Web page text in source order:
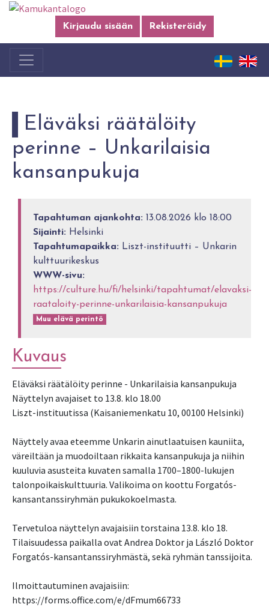
Kirjaudu sisään Rekisteröidy
Eläväksi räätälöity
perinne – Unkarilaisia
kansanpukuja
Tapahtuman ajankohta: 13.08.2026 klo 18:00
Sijainti: Helsinki
Tapahtumapaikka: Liszt-instituutti – Unkarin
kulttuurikeskus
WWW-sivu:
https://culture.hu/fi/helsinki/tapahtumat/elavaksi-
raataloity-perinne-unkarilaisia-kansanpukuja
Muu elävä perintö
Kuvaus
Eläväksi räätälöity perinne - Unkarilaisia kansanpukuja
Näyttelyn avajaiset to 13.8. klo 18.00
Liszt-instituutissa (Kaisaniemenkatu 10, 00100 Helsinki)
Näyttely avaa eteemme Unkarin ainutlaatuisen kauniita,
väreiltään ja muodoiltaan rikkaita kansanpukuja ja niihin
kuuluvia asusteita kuvaten samalla 1700–1800-lukujen
talonpoikaiskulttuuria. Valikoima on koottu Forgatós-
kansantanssiryhmän pukukokoelmasta.
Tervetuloa näyttelyn avajaisiin torstaina 13.8. klo 18.
Tilaisuudessa paikalla ovat Andrea Doktor ja László Doktor
Forgatós-kansantanssiryhmästä, sekä ryhmän tanssijoita.
Ilmoittautuminen avajaisiin:
https://forms.office.com/e/dFmum66733